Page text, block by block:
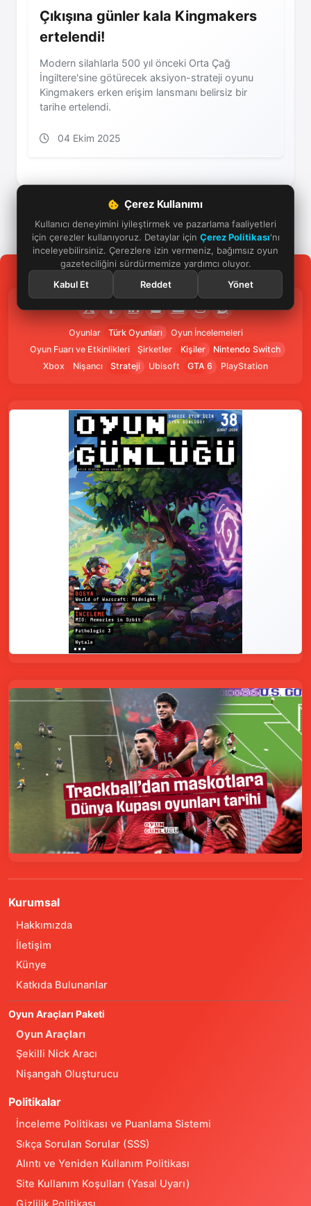
Çerez Kullanımı
Kullanıcı deneyimini iyileştirmek ve pazarlama faaliyetleri
için çerezler kullanıyoruz. Detaylar için Çerez Politikası'nı
inceleyebilirsiniz. Çerezlere izin vermeniz, bağımsız oyun
gazeteciliğini sürdürmemize yardımcı oluyor.
Kabul Et
Reddet Yönet
Çıkışına günler kala Kingmakers
ertelendi!
Modern silahlarla 500 yıl önceki Orta Çağ
İngiltere'sine götürecek aksiyon-strateji oyunu
Kingmakers erken erişim lansmanı belirsiz bir
tarihe ertelendi.
04 Ekim 2025
Oyunlar Türk Oyunları
Oyun İncelemeleri
Oyun Fuarı ve Etkinlikleri
Şirketler Kişiler
Nintendo Switch
Xbox
Nişancı Strateji Ubisoft GTA 6 PlayStation
Kurumsal
Hakkımızda
İletişim
Künye
Katkıda Bulunanlar
Oyun Araçları Paketi
Oyun Araçları
Şekilli Nick Aracı
Nişangah Oluşturucu
Politikalar
İnceleme Politikası ve Puanlama Sistemi
Sıkça Sorulan Sorular (SSS)
Alıntı ve Yeniden Kullanım Politikası
Site Kullanım Koşulları (Yasal Uyarı)